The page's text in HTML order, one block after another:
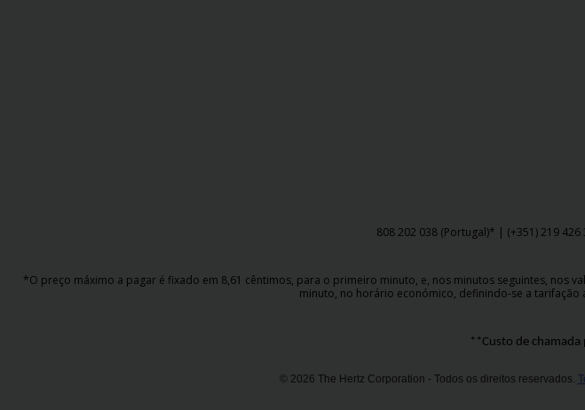
808 202 038 (Portugal)* | (+351) 219
*O preço máximo a pagar é fixado em 8,61 cêntimos, para o primeiro minuto, e, nos minutos seguintes, nos
minuto, no horário económico, definindo-se a
**Custo de chamada
© 2026 The Hertz Corporation - Todos os direitos reservados.